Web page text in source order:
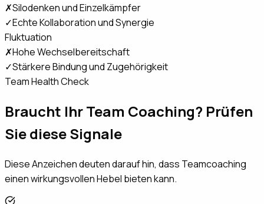
✗Silodenken und Einzelkämpfer
✓Echte Kollaboration und Synergie
Fluktuation
✗Hohe Wechselbereitschaft
✓Stärkere Bindung und Zugehörigkeit
Team Health Check
Braucht Ihr Team Coaching? Prüfen
Sie diese Signale
Diese Anzeichen deuten darauf hin, dass Teamcoaching
einen wirkungsvollen Hebel bieten kann.